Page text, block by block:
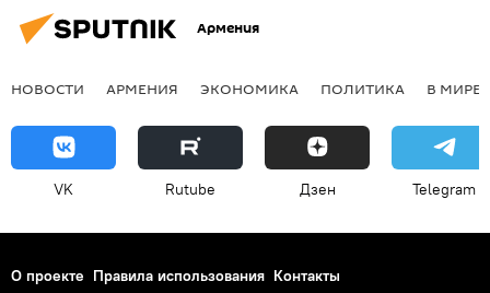
Армения
НОВОСТИ АРМЕНИЯ ЭКОНОМИКА ПОЛИТИКА В МИРЕ
VK Rutube Дзен Telegram
О проекте Правила использования Контакты